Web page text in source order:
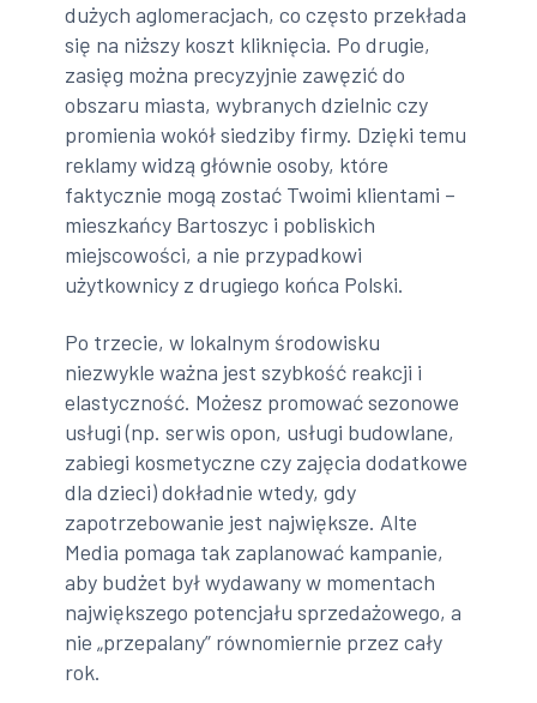
dużych aglomeracjach, co często przekłada
się na niższy koszt kliknięcia. Po drugie,
zasięg można precyzyjnie zawęzić do
obszaru miasta, wybranych dzielnic czy
promienia wokół siedziby firmy. Dzięki temu
reklamy widzą głównie osoby, które
faktycznie mogą zostać Twoimi klientami –
mieszkańcy Bartoszyc i pobliskich
miejscowości, a nie przypadkowi
użytkownicy z drugiego końca Polski.
Po trzecie, w lokalnym środowisku
niezwykle ważna jest szybkość reakcji i
elastyczność. Możesz promować sezonowe
usługi (np. serwis opon, usługi budowlane,
zabiegi kosmetyczne czy zajęcia dodatkowe
dla dzieci) dokładnie wtedy, gdy
zapotrzebowanie jest największe. Alte
Media pomaga tak zaplanować kampanie,
aby budżet był wydawany w momentach
największego potencjału sprzedażowego, a
nie „przepalany” równomiernie przez cały
rok.